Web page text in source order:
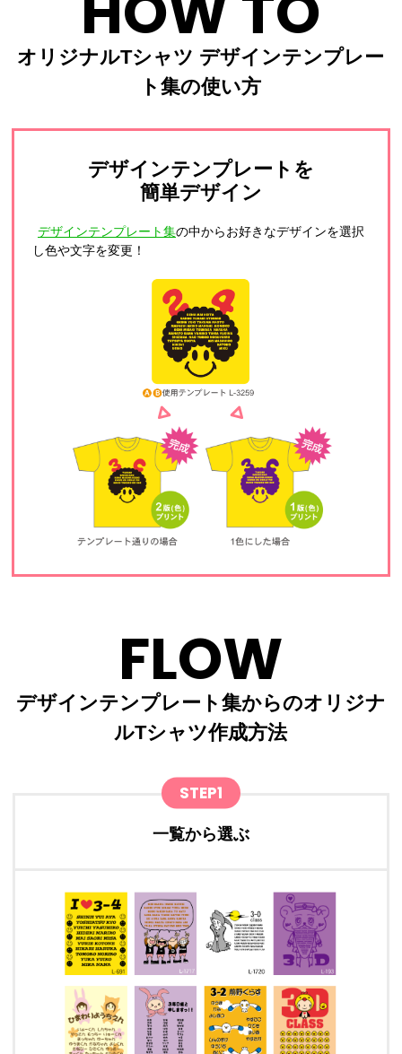
オリジナルTシャツ デザインテンプレー
ト集の使い方
デザインテンプレートを
簡単デザイン
デザインテンプレート集の中からお好きなデザインを選択
し色や文字を変更！
FLOW
デザインテンプレート集からのオリジナ
ルTシャツ作成方法
STEP1
一覧から選ぶ